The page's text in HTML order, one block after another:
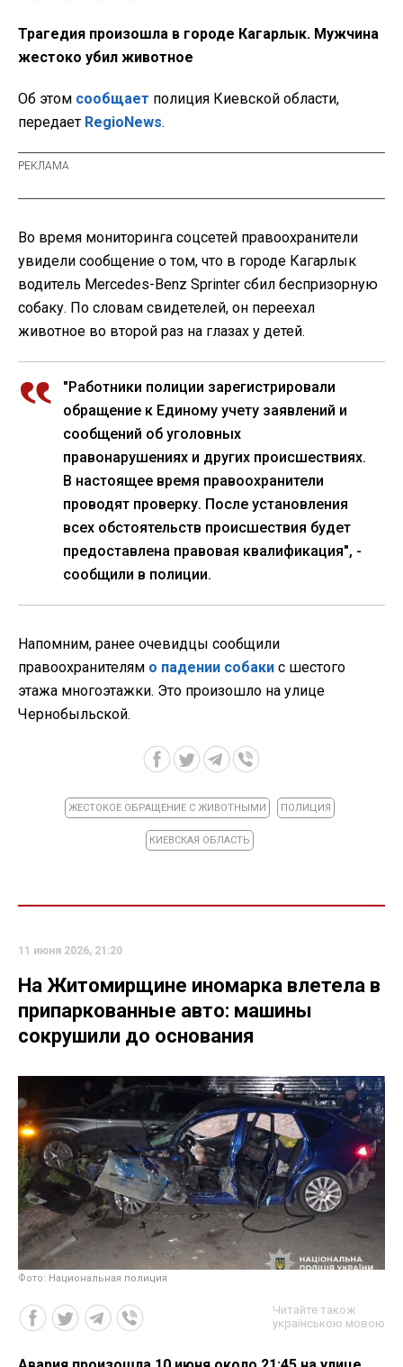
Трагедия произошла в городе Кагарлык. Мужчина
жестоко убил животное
Об этом сообщает полиция Киевской области,
передает RegioNews.
Во время мониторинга соцсетей правоохранители
увидели сообщение о том, что в городе Кагарлык
водитель Mercedes-Benz Sprinter сбил беспризорную
собаку. По словам свидетелей, он переехал
животное во второй раз на глазах у детей.
"Работники полиции зарегистрировали
обращение к Единому учету заявлений и
сообщений об уголовных
правонарушениях и других происшествиях.
В настоящее время правоохранители
проводят проверку. После установления
всех обстоятельств происшествия будет
предоставлена правовая квалификация", -
сообщили в полиции.
Напомним, ранее очевидцы сообщили
правоохранителям о падении собаки с шестого
этажа многоэтажки. Это произошло на улице
Чернобыльской.
ЖЕСТОКОЕ ОБРАЩЕНИЕ С ЖИВОТНЫМИ ПОЛИЦИЯ
КИЕВСКАЯ ОБЛАСТЬ
11 июня 2026, 21:20
На Житомирщине иномарка влетела в
припаркованные авто: машины
сокрушили до основания
Фото: Национальная полиция
Читайте також
українською мовою